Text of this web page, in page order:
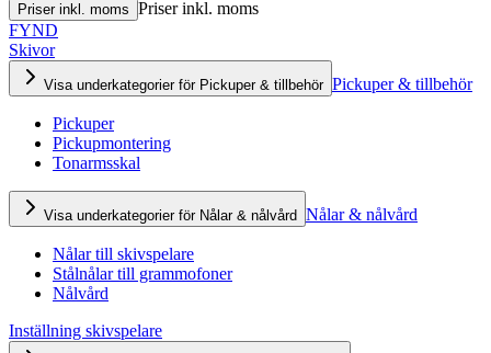
Priser inkl. moms Priser inkl. moms
FYND
Skivor
Visa underkategorier för Pickuper & tillbehör Pickuper & tillbehör
Pickuper
Pickupmontering
Tonarmsskal
Visa underkategorier för Nålar & nålvård Nålar & nålvård
Nålar till skivspelare
Stålnålar till grammofoner
Nålvård
Inställning skivspelare